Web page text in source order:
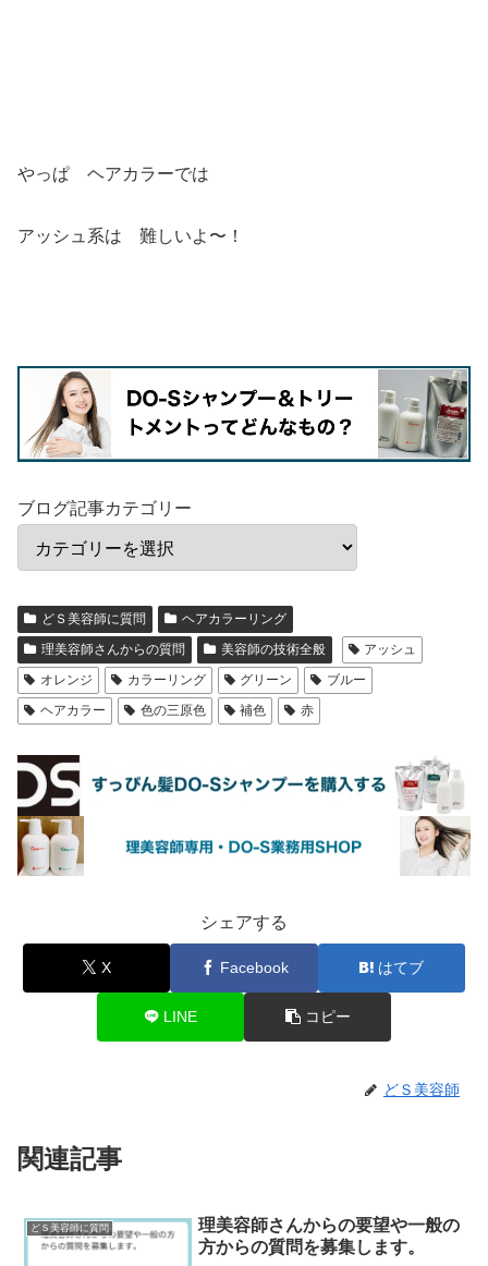
やっぱ ヘアカラーでは
アッシュ系は 難しいよ〜！
ブログ記事カテゴリー
どＳ美容師に質問
ヘアカラーリング
理美容師さんからの質問
美容師の技術全般
アッシュ
オレンジ
カラーリング グリーン
ブルー
ヘアカラー
色の三原色 補色 赤
シェアする
X Facebook はてブ
LINE コピー
どＳ美容師
関連記事
どＳ美容師に質問
理美容師さんからの要望や一般の
方からの質問を募集します。